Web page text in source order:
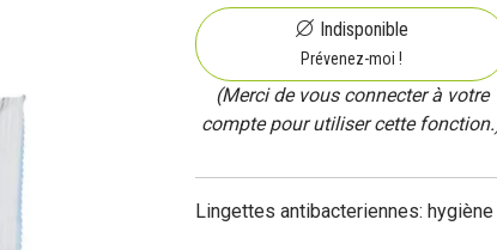
Indisponible
Prévenez-moi !
(Merci de vous connecter à votre
compte pour utiliser cette
Lingettes antibacteriennes: